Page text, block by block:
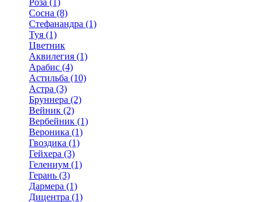
Роза (1)
Сосна (8)
Стефанандра (1)
Туя (1)
Цветник
Аквилегия (1)
Арабис (4)
Астильба (10)
Астра (3)
Бруннера (2)
Вейник (2)
Вербейник (1)
Вероника (1)
Гвоздика (1)
Гейхера (3)
Гелениум (1)
Герань (3)
Дармера (1)
Дицентра (1)